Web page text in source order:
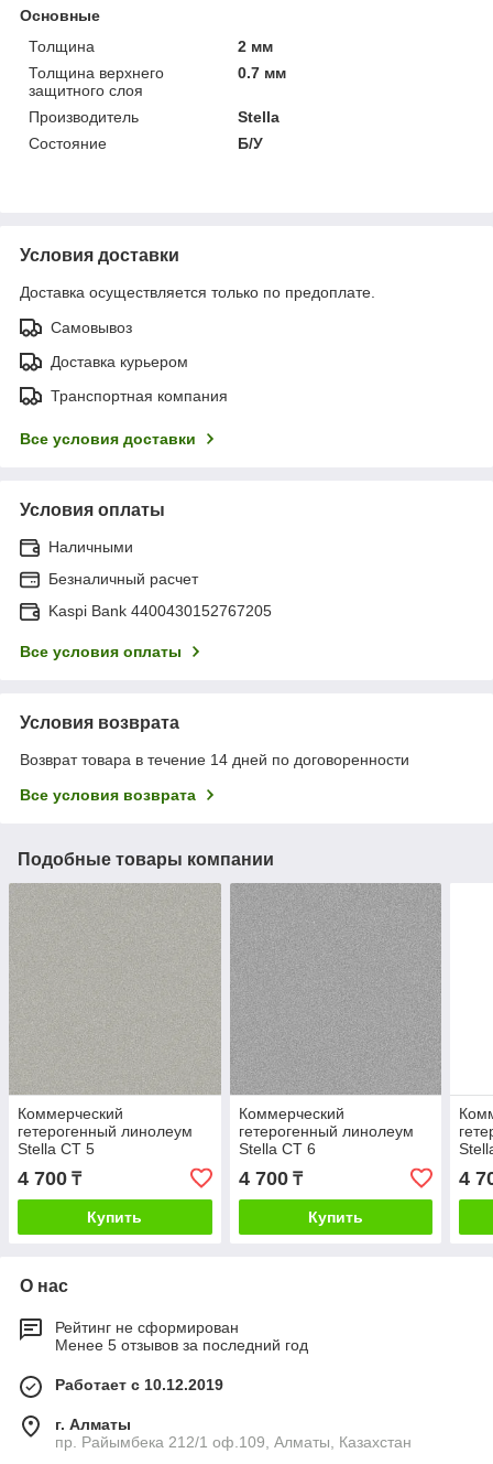
Основные
Толщина
2 мм
Толщина верхнего
защитного слоя
0.7 мм
Производитель
Stella
Состояние
Б/У
Условия доставки
Доставка осуществляется только по предоплате.
Самовывоз
Доставка курьером
Транспортная компания
Все условия доставки
Условия оплаты
Наличными
Безналичный расчет
Kaspi Bank 4400430152767205
Все условия оплаты
Условия возврата
Возврат товара в течение 14 дней по договоренности
Все условия возврата
Подобные товары компании
Коммерческий
гетерогенный линолеум
Stella СТ 5
4 700 ₸
Купить
Коммерческий
гетерогенный линолеум
Stella СТ 6
4 700₸
Купить
4
О нас
Рейтинг не сформирован
Менее 5 отзывов за последний год
Работает с 10.12.2019
г. Алматы
пр. Райымбека 212/1 оф.109, Алматы, Казахстан